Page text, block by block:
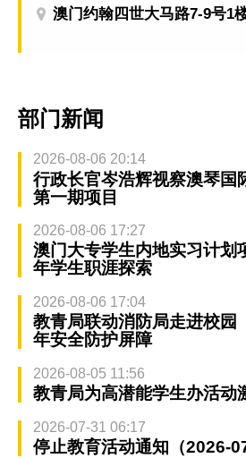
澳门约翰四世大马路7-9号1
部门新闻
2026-08-06 20:14
行政长官岑浩辉视察澳琴国
第一期项目
2026-08-06 17:27
澳门大专学生内地实习计划
年学生职涯探索
2026-08-06 17:04
教青局联动消防局走进校
年安全防护屏障
2026-08-05 11:56
教青局为高潜能学生办活动
2026-07-31 06:17
停止教育活动通知（2026-